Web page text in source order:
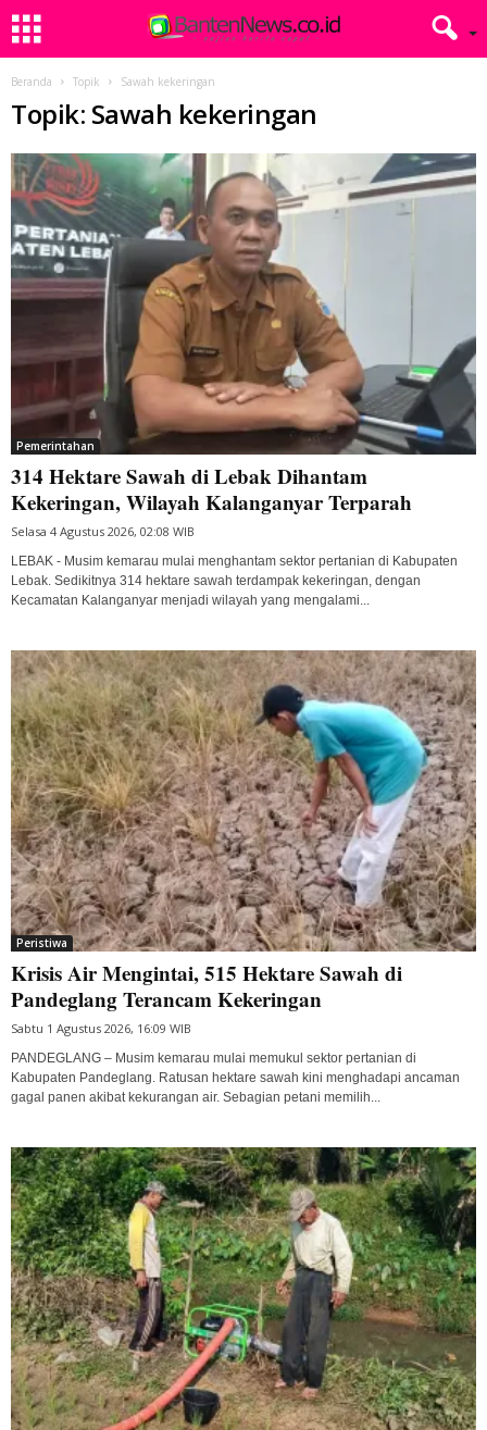
Beranda Topik Sawah kekeringan
Topik: Sawah kekeringan
Pemerintahan
314 Hektare Sawah di Lebak Dihantam
Kekeringan, Wilayah Kalanganyar Terparah
Selasa 4 Agustus 2026, 02:08 WIB
LEBAK - Musim kemarau mulai menghantam sektor pertanian di Kabupaten
Lebak. Sedikitnya 314 hektare sawah terdampak kekeringan, dengan
Kecamatan Kalanganyar menjadi wilayah yang mengalami...
Peristiwa
Krisis Air Mengintai, 515 Hektare Sawah di
Pandeglang Terancam Kekeringan
Sabtu 1 Agustus 2026, 16:09 WIB
PANDEGLANG – Musim kemarau mulai memukul sektor pertanian di
Kabupaten Pandeglang. Ratusan hektare sawah kini menghadapi ancaman
gagal panen akibat kekurangan air. Sebagian petani memilih...